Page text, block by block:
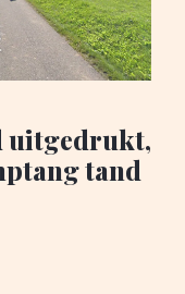
uitgedrukt,
tand